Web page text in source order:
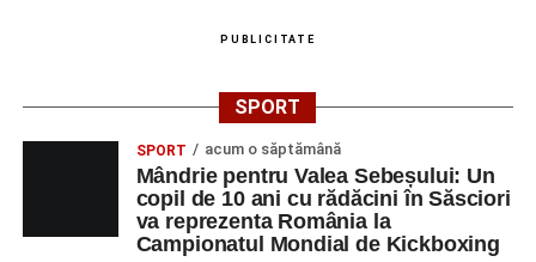
PUBLICITATE
SPORT
SPORT acum o săptămână
Mândrie pentru Valea Sebeșului: Un
copil de 10 ani cu rădăcini în Săsciori
va reprezenta România la
Campionatul Mondial de Kickboxing